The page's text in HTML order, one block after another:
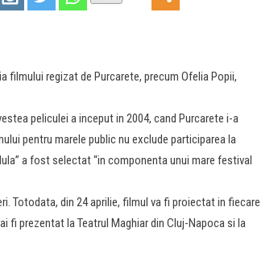
regizat de Purcarete, precum Ofelia Popii,
peliculei a inceput in 2004, cand Purcarete i-a
pentru marele public nu exclude participarea la
a fost selectat “in componenta unui mare festival
Totodata, din 24 aprilie, filmul va fi proiectat in fiecare
fi prezentat la Teatrul Maghiar din Cluj-Napoca si la